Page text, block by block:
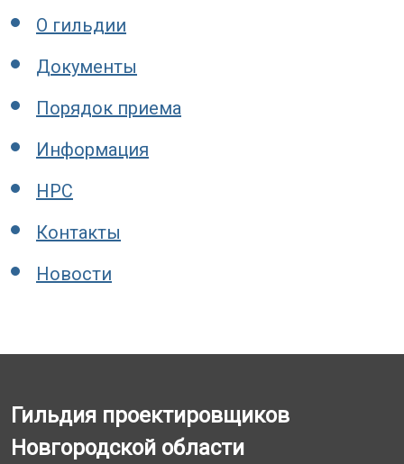
О гильдии
Документы
Порядок приема
Информация
НРС
Контакты
Новости
Гильдия проектировщиков
Новгородской области